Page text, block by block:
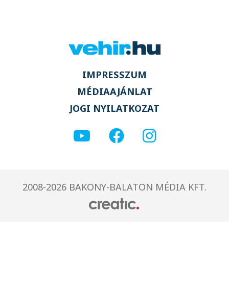
IMPRESSZUM
MÉDIAAJÁNLAT
JOGI NYILATKOZAT
2008-2026 BAKONY-BALATON MÉDIA KFT.